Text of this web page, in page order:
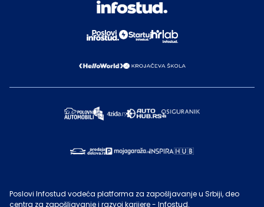
Poslovi Infostud vodeća platforma za zapošljavanje u Srbiji, deo
centra za zapošljavanje i razvoj karijere - Infostud.